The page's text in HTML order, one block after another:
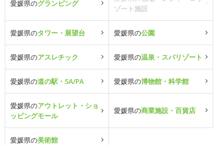
愛媛県のグランピング
ゾート施設
愛媛県のタワー・展望台 愛媛県の公園
愛媛県のアスレチック 愛媛県の温泉・スパリゾート
愛媛県の道の駅・SA/PA 愛媛県の博物館・科学館
愛媛県のアウトレット・ショ
ッピングモール
愛媛県の商業施設・百貨店
愛媛県の美術館